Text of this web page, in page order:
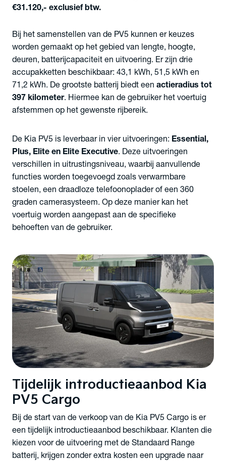
€31.120,- exclusief btw.
Bij het samenstellen van de PV5 kunnen er keuzes
worden gemaakt op het gebied van lengte, hoogte,
deuren, batterijcapaciteit en uitvoering. Er zijn drie
accupakketten beschikbaar: 43,1 kWh, 51,5 kWh en
71,2 kWh. De grootste batterij biedt een actieradius tot
397 kilometer. Hiermee kan de gebruiker het voertuig
afstemmen op het gewenste rijbereik.
De Kia PV5 is leverbaar in vier uitvoeringen: Essential,
Plus, Elite en Elite Executive. Deze uitvoeringen
verschillen in uitrustingsniveau, waarbij aanvullende
functies worden toegevoegd zoals verwarmbare
stoelen, een draadloze telefoonoplader of een 360
graden camerasysteem. Op deze manier kan het
voertuig worden aangepast aan de specifieke
behoeften van de gebruiker.
Tijdelijk introductieaanbod Kia
PV5 Cargo
Bij de start van de verkoop van de Kia PV5 Cargo is er
een tijdelijk introductieaanbod beschikbaar. Klanten die
kiezen voor de uitvoering met de Standaard Range
batterij, krijgen zonder extra kosten een upgrade naar